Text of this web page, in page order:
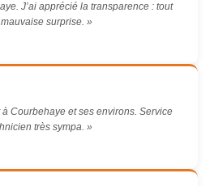
J’ai apprécié la transparence : tout
surprise. »
Courbehaye et ses environs. Service
très sympa. »